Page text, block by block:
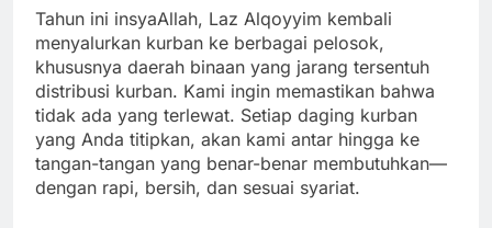
Tahun ini insyaAllah, Laz Alqoyyim kembali
menyalurkan kurban ke berbagai pelosok,
khususnya daerah binaan yang jarang tersentuh
distribusi kurban. Kami ingin memastikan bahwa
tidak ada yang terlewat. Setiap daging kurban
yang Anda titipkan, akan kami antar hingga ke
tangan-tangan yang benar-benar membutuhkan—
dengan rapi, bersih, dan sesuai syariat.